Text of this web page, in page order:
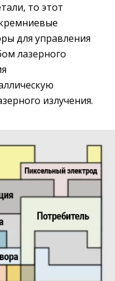
то этот
для управления
лазерного
излучения.